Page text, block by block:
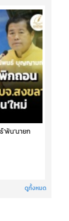
พ้น‘นายก
ดูทั้งหมด